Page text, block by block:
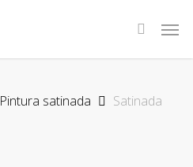
search
Pintura satinada
Satinada